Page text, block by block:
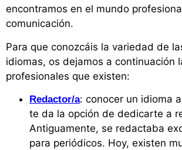
encontramos en el mundo
comunicación.
Para que conozcáis la variedad de
idiomas, os dejamos a continuación
profesionales que existen:
Redactor/a: conocer un idioma
te da la opción de dedicarte a
Antiguamente, se redactaba
para periódicos. Hoy, existen